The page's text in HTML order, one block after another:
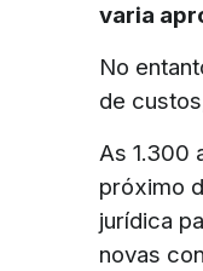
varia
No
de
As 1.300
próximo
jurídica
novas